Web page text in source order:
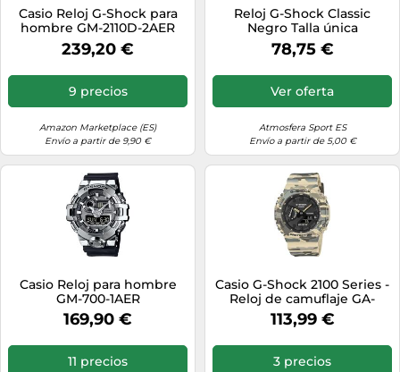
Casio Reloj G-Shock para
hombre GM-2110D-2AER
239,20 €
9 precios
Amazon Marketplace (ES)
Envío a partir de 9,90 €
Reloj G-Shock Classic
Negro Talla única
78,75 €
Ver oferta
Atmosfera Sport ES
Envío a partir de 5,00 €
Casio Reloj para hombre
GM-700-1AER
169,90 €
11 precios
Casio G-Shock 2100 Series -
Reloj de camuflaje GA-
2100CM-5AER
113,99 €
3 precios